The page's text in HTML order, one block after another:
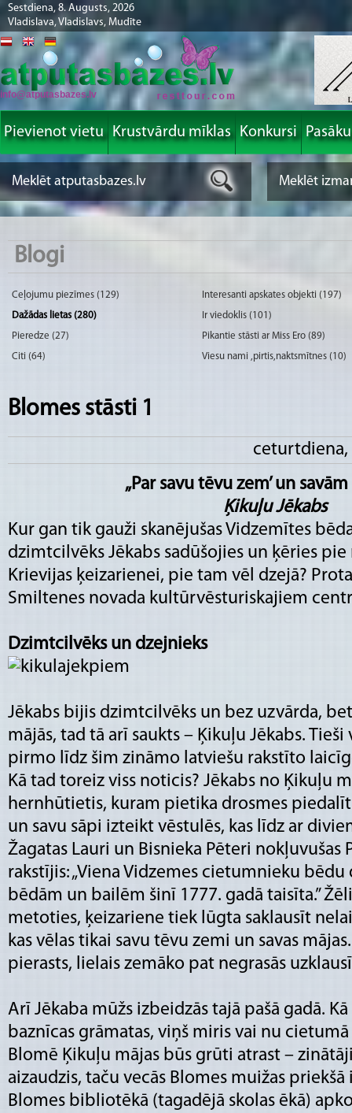
Sestdiena, 8. Augusts, 2026
Vladislava, Vladislavs, Mudīte
info@atputasbazes.lv
Pievienot vietu Krustvārdu mīklas Konkursi
Blogi
Ceļojumu piezīmes (129)
Interesanti apskates objekti (197)
Dažādas lietas (280)
Ir viedoklis (101)
Pieredze (27)
Pikantie stāsti ar Miss Ero (89)
Citi (64)
Viesu nami ,pirtis,naktsmītnes (10)
Blomes stāsti 1
„Par savu tēvu zem’ un
Ķikuļu Jēkabs
Kur gan tik gauži skanējušas Vidzemītes
dzimtcilvēks Jēkabs sadūšojies un ķēries pie
Krievijas ķeizarienei, pie tam vēl dzejā?
Smiltenes novada kultūrvēsturiskajiem
Dzimtcilvēks un dzejnieks
Jēkabs bijis dzimtcilvēks un bez uzvārda,
mājās, tad tā arī saukts – Ķikuļu Jēkabs.
pirmo līdz šim zināmo latviešu rakstīto
Kā tad toreiz viss noticis? Jēkabs no Ķikuļu
hernhūtietis, kuram pietika drosmes
un savu sāpi izteikt vēstulēs, kas līdz ar
Žagatas Lauri un Bisnieka Pēteri nokļuvušas
rakstījis: „Viena Vidzemes cietumnieku
bēdām un bailēm šinī 1777. gadā taisīta.”
metoties, ķeizariene tiek lūgta saklausīt
kas vēlas tikai savu tēvu zemi un savas
pierasts, lielais zemāko pat negrasās
Arī Jēkaba mūžs izbeidzās tajā pašā gadā.
baznīcas grāmatas, viņš miris vai nu
Blomē Ķikuļu mājas būs grūti atrast –
aizaudzis, taču vecās Blomes muižas
Blomes bibliotēkā (tagadējā skolas ēkā)